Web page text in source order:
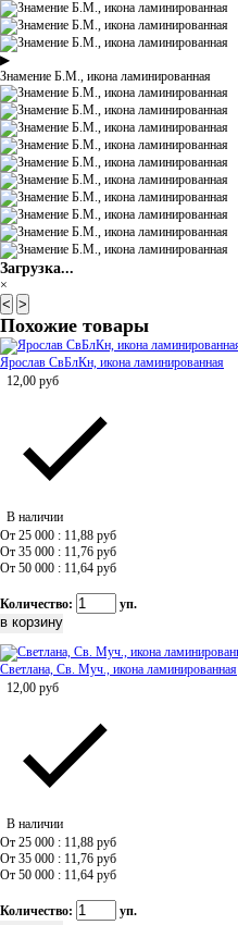
▶
Знамение Б.М., икона ламинированная
Загрузка...
×
< >
Похожие товары
Ярослав СвБлКн, икона ламинированная
12,00 руб
В наличии
От 25 000 : 11,88 руб
От 35 000 : 11,76 руб
От 50 000 : 11,64 руб
Количество: уп.
Светлана, Св. Муч., икона ламинированная
12,00 руб
В наличии
От 25 000 : 11,88 руб
От 35 000 : 11,76 руб
От 50 000 : 11,64 руб
Количество: уп.